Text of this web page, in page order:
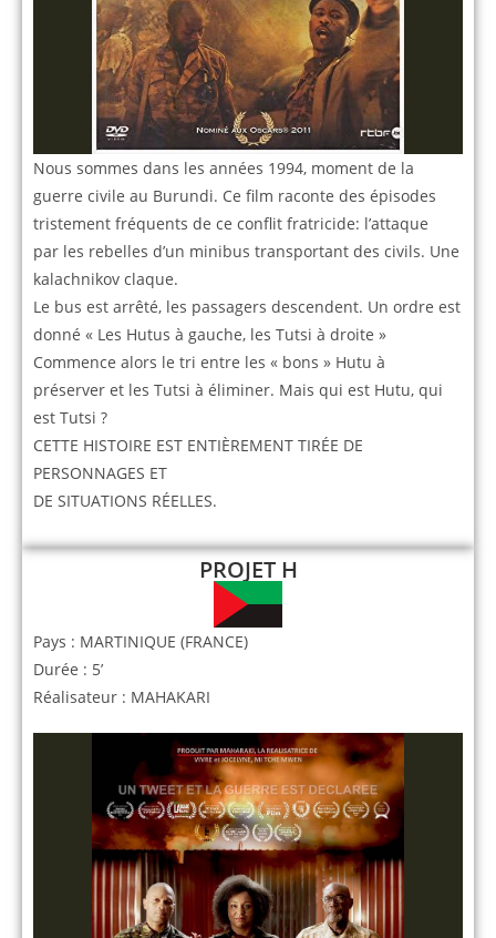
Nous sommes dans les années 1994, moment de la
guerre civile au Burundi. Ce film raconte des épisodes
tristement fréquents de ce conflit fratricide: l’attaque
par les rebelles d’un minibus transportant des civils. Une
kalachnikov claque.
Le bus est arrêté, les passagers descendent. Un ordre est
donné « Les Hutus à gauche, les Tutsi à droite »
Commence alors le tri entre les « bons » Hutu à
préserver et les Tutsi à éliminer. Mais qui est Hutu, qui
est Tutsi ?
CETTE HISTOIRE EST ENTIÈREMENT TIRÉE DE
PERSONNAGES ET
DE SITUATIONS RÉELLES.
PROJET H
Pays : MARTINIQUE (FRANCE)
Durée : 5’
Réalisateur : MAHAKARI